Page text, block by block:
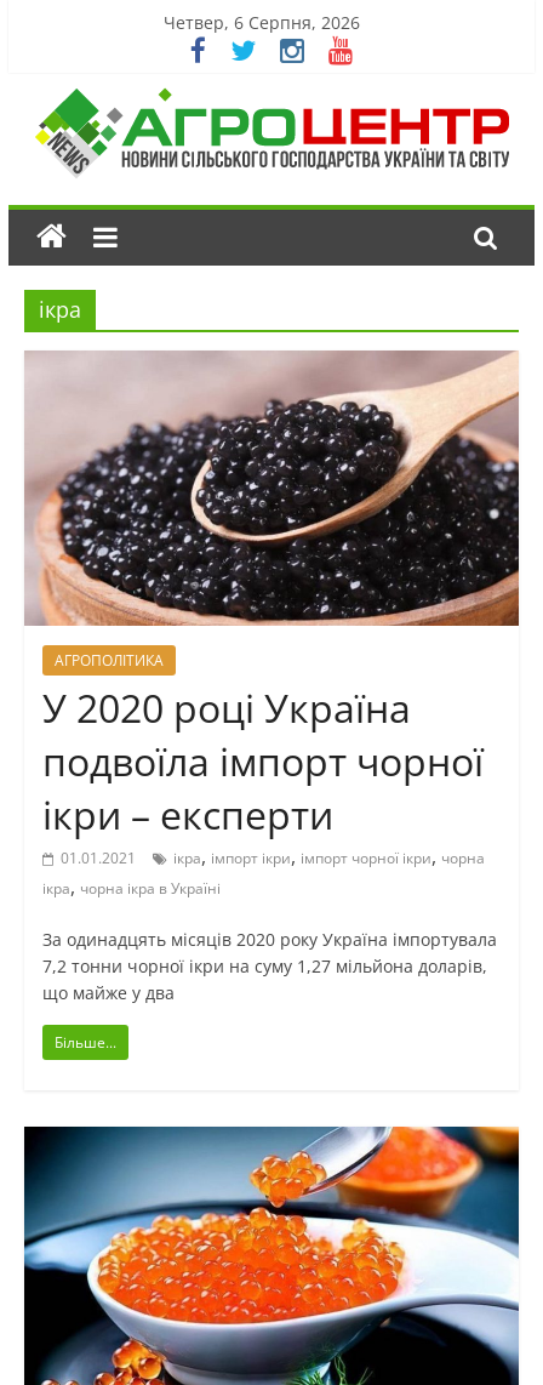
Четвер, 6 Серпня, 2026
ікра
АГРОПОЛІТИКА
У 2020 році Україна
подвоїла імпорт чорної
ікри – експерти
01.01.2021 ікра, імпорт ікри, імпорт чорної ікри, чорна
ікра, чорна ікра в Україні
За одинадцять місяців 2020 року Україна імпортувала
7,2 тонни чорної ікри на суму 1,27 мільйона доларів,
що майже у два
Більше...